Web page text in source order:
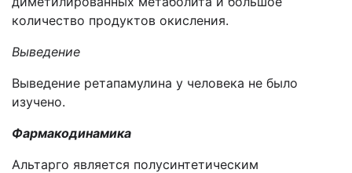
количество продуктов окисления.
Выведение
Выведение ретапамулина у человека не было
изучено.
Фармакодинамика
Альтарго является полусинтетическим